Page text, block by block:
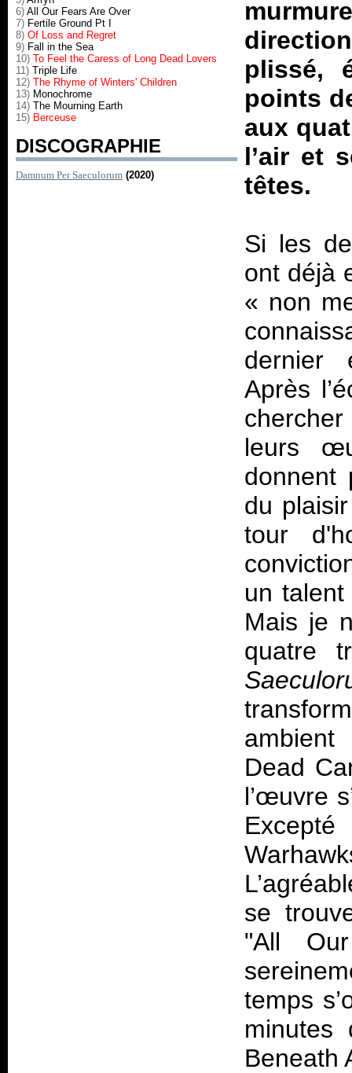
6) All Our Fears Are Over
7) Fertile Ground Pt I
8) Of Loss and Regret
9) Fall in the Sea
10) To Feel the Caress of Long Dead Lovers
11) Triple Life
12) The Rhyme of Winters' Children
13) Monochrome
14) The Mourning Earth
15) Berceuse
DISCOGRAPHIE
Damnum Per Saeculorum (2020)
plissé,
points
aux
l’air et
têtes.
Si les
ont déjà
« non
dernier
Après
leurs
donnent
du
tour
un
Mais je
quatre
Dead
l’œuvre
se
"All
temps
minutes
Beneath